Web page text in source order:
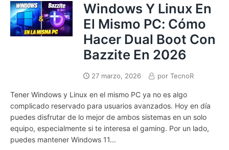
Windows Y Linux En
El Mismo PC: Cómo
Hacer Dual Boot Con
Bazzite En 2026
27 marzo, 2026 por TecnoR
Tener Windows y Linux en el mismo PC ya no es algo
complicado reservado para usuarios avanzados. Hoy en día
puedes disfrutar de lo mejor de ambos sistemas en un solo
equipo, especialmente si te interesa el gaming. Por un lado,
puedes mantener Windows 11...